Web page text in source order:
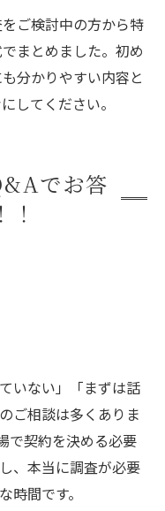
ご検討中の方から特
まとめました。初め
分かりやすい内容と
してください。
でお答
いない」「まずは話
ご相談は多くありま
で契約を決める必要
、本当に調査が必要
時間です。